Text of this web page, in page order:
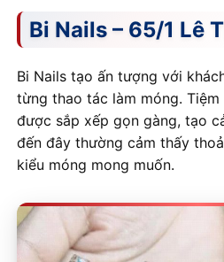
Bi Nails – 65/1 Lê
Bi Nails tạo ấn tượng với
từng thao tác làm móng.
được sắp xếp gọn gàng, tạo
đến đây thường cảm thấy
kiểu móng mong muốn.